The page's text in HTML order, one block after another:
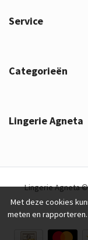
Service
Categorieën
Lingerie Agneta
Lingerie Agneta
Met deze cookies
meten en